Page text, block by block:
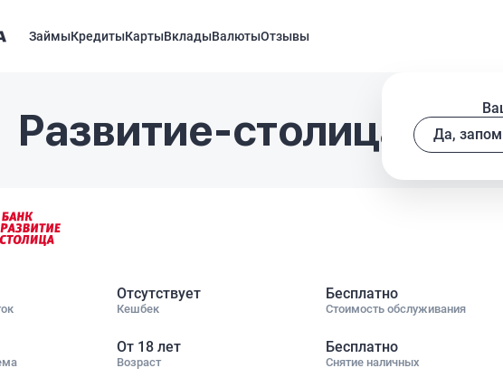
ЗаймыКредитыКартыВкладыВалютыОтзывы
Да,
Развитие-столица
Отсутствует
Кешбек
Бесплатно
Стоимость обслуживания
От 18 лет
Возраст
Бесплатно
Снятие наличных